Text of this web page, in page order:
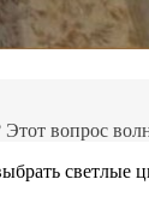
вопрос
светлые